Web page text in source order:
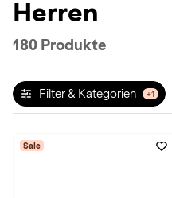
c
Herren
180 Produkte
Filter & Kategorien +1
Sale